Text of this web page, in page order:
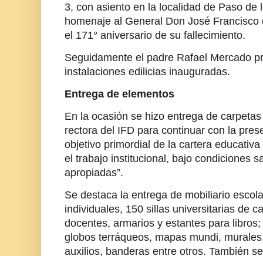
3, con asiento en la localidad de Paso de
homenaje al General Don José
el 171° aniversario de su fallecimiento.
Seguidamente el padre Rafael Mercado
instalaciones edilicias inauguradas.
Entrega de elementos
En la ocasión se hizo entrega de
rectora del IFD para continuar con la
objetivo primordial de la cartera
el trabajo institucional, bajo condiciones
apropiadas”.
Se destaca la entrega de mobiliario
individuales, 150 sillas universitarias de
docentes, armarios y estantes para
globos terráqueos, mapas mundi,
auxilios, banderas entre otros. También